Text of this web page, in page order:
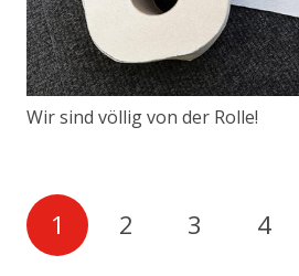
Wir sind völlig von der Rolle!
1 2 3 4